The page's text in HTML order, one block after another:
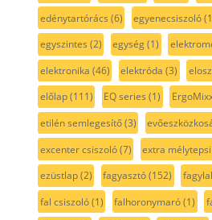
edénytartórács (6) egyenecsiszoló
egyszintes (2) egység(1)
elektronika (46) elektróda (3)
előlap(111) EQ series (1)
etilén semlegesítő(3)
excenter csiszoló(7) extra mélytepsi
ezüstlap(2) fagyasztó(152)
fal csiszoló(1) falhoronymaró(1)